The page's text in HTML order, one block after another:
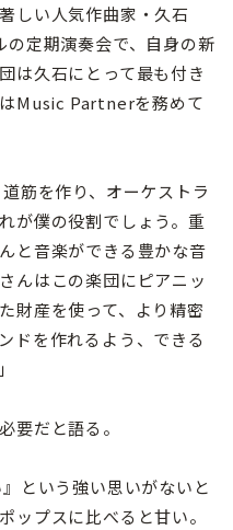
しい人気作曲家・久石
定期演奏会で、自身の新
は久石にとって最も付き
Music Partnerを務めて
筋を作り、オーケストラ
が僕の役割でしょう。重
と音楽ができる豊かな音
んはこの楽団にピアニッ
財産を使って、より精密
ドを作れるよう、できる
要だと語る。
という強い思いがないと
ップスに比べると甘い。